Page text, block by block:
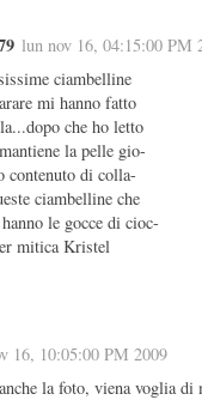
lun nov 16, 04:15:00 PM
ciambelline
mi hanno fatto
che ho letto
la pelle gio-
contenuto di colla-
ciambelline che
le gocce di cioc-
mitica Kristel
16, 10:05:00 PM 2009
la foto, viena voglia di